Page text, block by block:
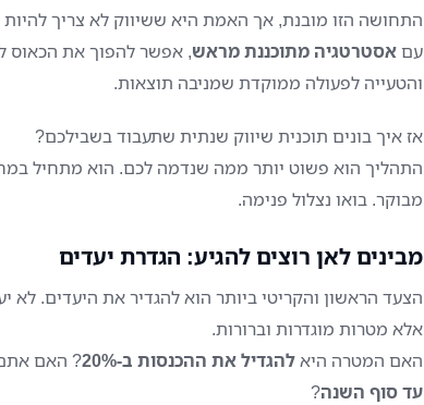
התחושה הזו מובנת, אך האמת היא ששיווק לא צריך להיות
עם אסטרטגיה מתוכננת מראש, אפשר להפוך את הכאוס
והטעייה לפעולה ממוקדת שמניבה תוצאות.
אז איך בונים תוכנית שיווק שנתית שתעבוד בשבילכם?
התהליך הוא פשוט יותר ממה שנדמה לכם. הוא מתחיל
מבוקר. בואו נצלול פנימה.
מבינים לאן רוצים להגיע: הגדרת יעדים
הצעד הראשון והקריטי ביותר הוא להגדיר את היעדים. לא
אלא מטרות מוגדרות וברורות.
האם המטרה היאלהגדיל את ההכנסות ב-20% ? האם
עד סוף השנה?